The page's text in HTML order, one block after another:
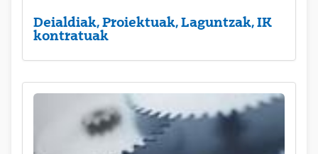
Deialdiak, Proiektuak, Laguntzak, IK
kontratuak